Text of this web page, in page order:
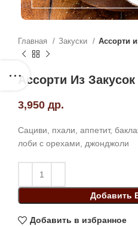
Главная Закуски Ассорти
Ассорти Из Закусок
3,950 др.
Сациви, пхали, аппетит,
лоби с орехами, джонджоли
Добавить
Добавить в избранное